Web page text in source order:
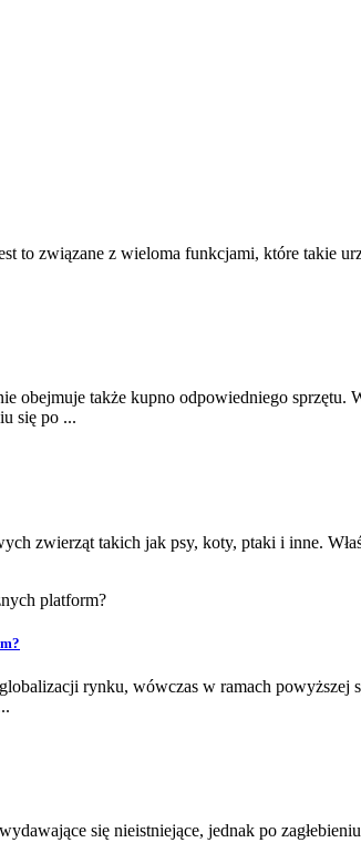
związane z wieloma funkcjami, które takie
obejmuje także kupno odpowiedniego
się po ...
zwierząt takich jak psy, koty, ptaki i inne.
rynku, wówczas w ramach
się nieistniejące, jednak po